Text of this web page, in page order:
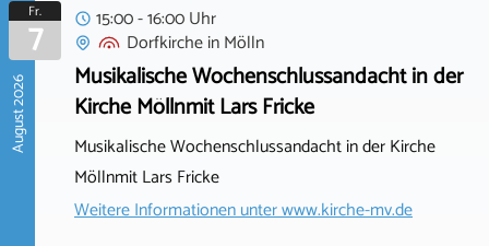
August 2026
Fr.
7
15:00 - 16:00 Uhr
DorfkircheinMölln
Musikalische Wochenschlussandacht in der
Kirche Möllnmit Lars Fricke
Musikalische Wochenschlussandacht in der Kirche
Möllnmit Lars Fricke
Weitere Informationen unterwww.kirche-mv.de